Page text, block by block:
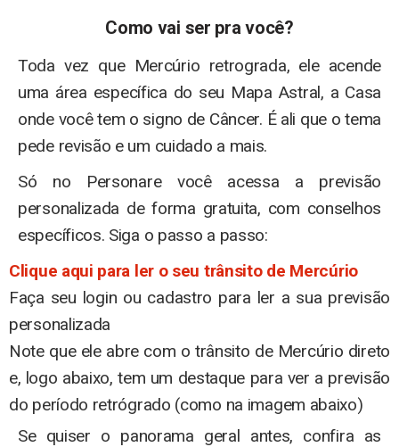
Como vai ser pra você?
Toda vez que Mercúrio retrograda, ele acende
uma área específica do seu Mapa Astral, a Casa
onde você tem o signo de Câncer. É ali que o tema
pede revisão e um cuidado a mais.
Só no Personare você acessa a previsão
personalizada de forma gratuita, com conselhos
específicos. Siga o passo a passo:
Clique aqui para ler o seu trânsito de Mercúrio
Faça seu login ou cadastro para ler a sua previsão
personalizada
Note que ele abre com o trânsito de Mercúrio direto
e, logo abaixo, tem um destaque para ver a previsão
do período retrógrado (como na imagem abaixo)
Se quiser o panorama geral antes, confira as